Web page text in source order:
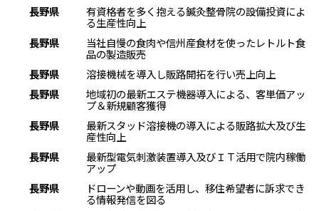
長野県
有資格者を多く抱える鍼灸整骨院の設備投資によ
る生産性向上
長野県
当社自慢の食肉や信州産食材を使ったレトルト食
品の製造販売
長野県
溶接機械を導入し販路開拓を行い売上向上
長野県
地域初の最新エステ機器導入による、客単価アッ
プ＆新規顧客獲得
長野県
最新スタッド溶接機の導入による販路拡大及び生
産性向上
長野県
最新型電気刺激装置導入及びＩＴ活用で院内稼働
アップ
長野県
ドローンや動画を活用し、移住希望者に訴求でき
る情報発信を図る